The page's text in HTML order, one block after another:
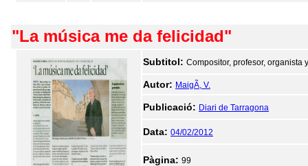
"La música me da felicidad"
Subtitol: Compositor, profesor, organista
Autor: MaigÃ­, V.
Publicació: Diari de Tarragona
Data: 04/02/2012
Pàgina: 99